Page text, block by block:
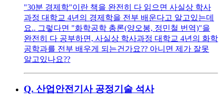
"30분 경제학"이란 책을 완전히 다 읽으면 사실상 학사
과정 대학교 4년의 경제학을 전부 배운다고 알고있는데
요.. 그렇다면 "화학공학 총론(양오봉, 정민철 번역)"을
완전히 다 공부하면, 사실상 학사과정 대학교 4년의 화학
공학과를 전부 배우게 되는건가요?? 아니면 제가 잘못
알고있나요??
Q. 산업안전기사 공정기술 석사